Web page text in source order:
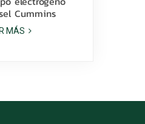
Cummins
G2 de 425
para aplicaciones
MÁS